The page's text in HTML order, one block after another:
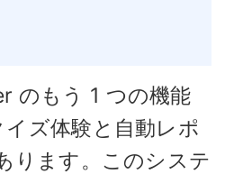
のもう 1 つの機能
ズ体験と自動レポ
ります。このシステ